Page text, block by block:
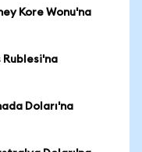
Kore Wonu'na
Rublesi'na
Doları'na